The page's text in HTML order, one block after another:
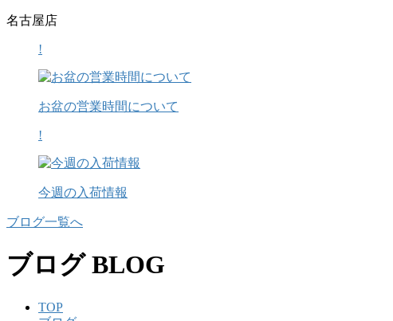
名古屋店
!
お盆の営業時間について
!
今週の入荷情報
ブログ一覧へ
ブログ BLOG
TOP